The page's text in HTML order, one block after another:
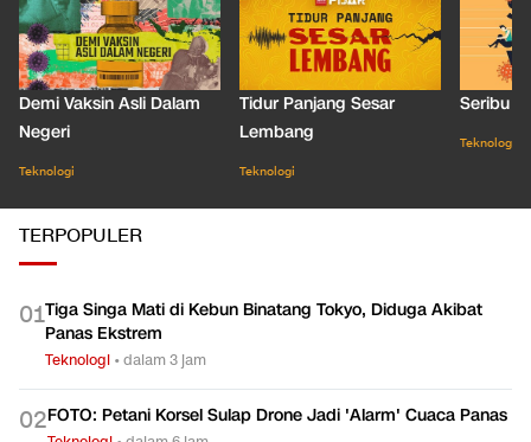
Demi Vaksin Asli Dalam
Negeri
Teknologi
Tidur Panjang Sesar
Lembang
Teknologi
Seribu
Teknologi
TERPOPULER
01Tiga Singa Mati di Kebun Binatang Tokyo, Diduga Akibat
Panas Ekstrem
Teknologi •dalam 3 jam
02FOTO: Petani Korsel Sulap Drone Jadi 'Alarm' Cuaca Panas